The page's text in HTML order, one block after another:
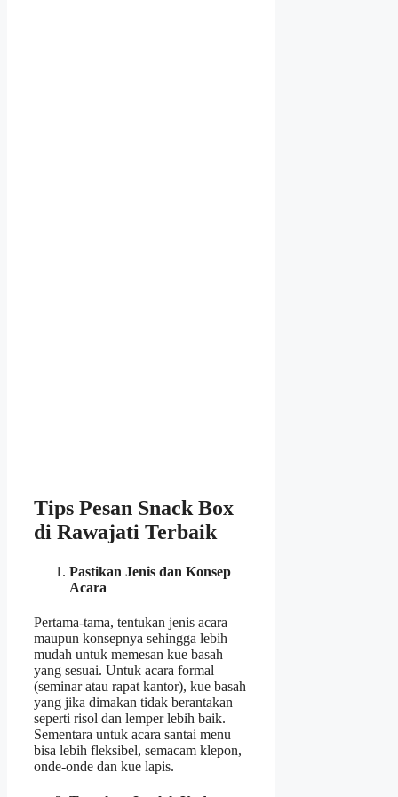
Tips Pesan Snack Box
di Rawajati Terbaik
Pastikan Jenis dan Konsep
Acara
Pertama-tama, tentukan jenis acara
maupun konsepnya sehingga lebih
mudah untuk memesan kue basah
yang sesuai. Untuk acara formal
(seminar atau rapat kantor), kue basah
yang jika dimakan tidak berantakan
seperti risol dan lemper lebih baik.
Sementara untuk acara santai menu
bisa lebih fleksibel, semacam klepon,
onde-onde dan kue lapis.